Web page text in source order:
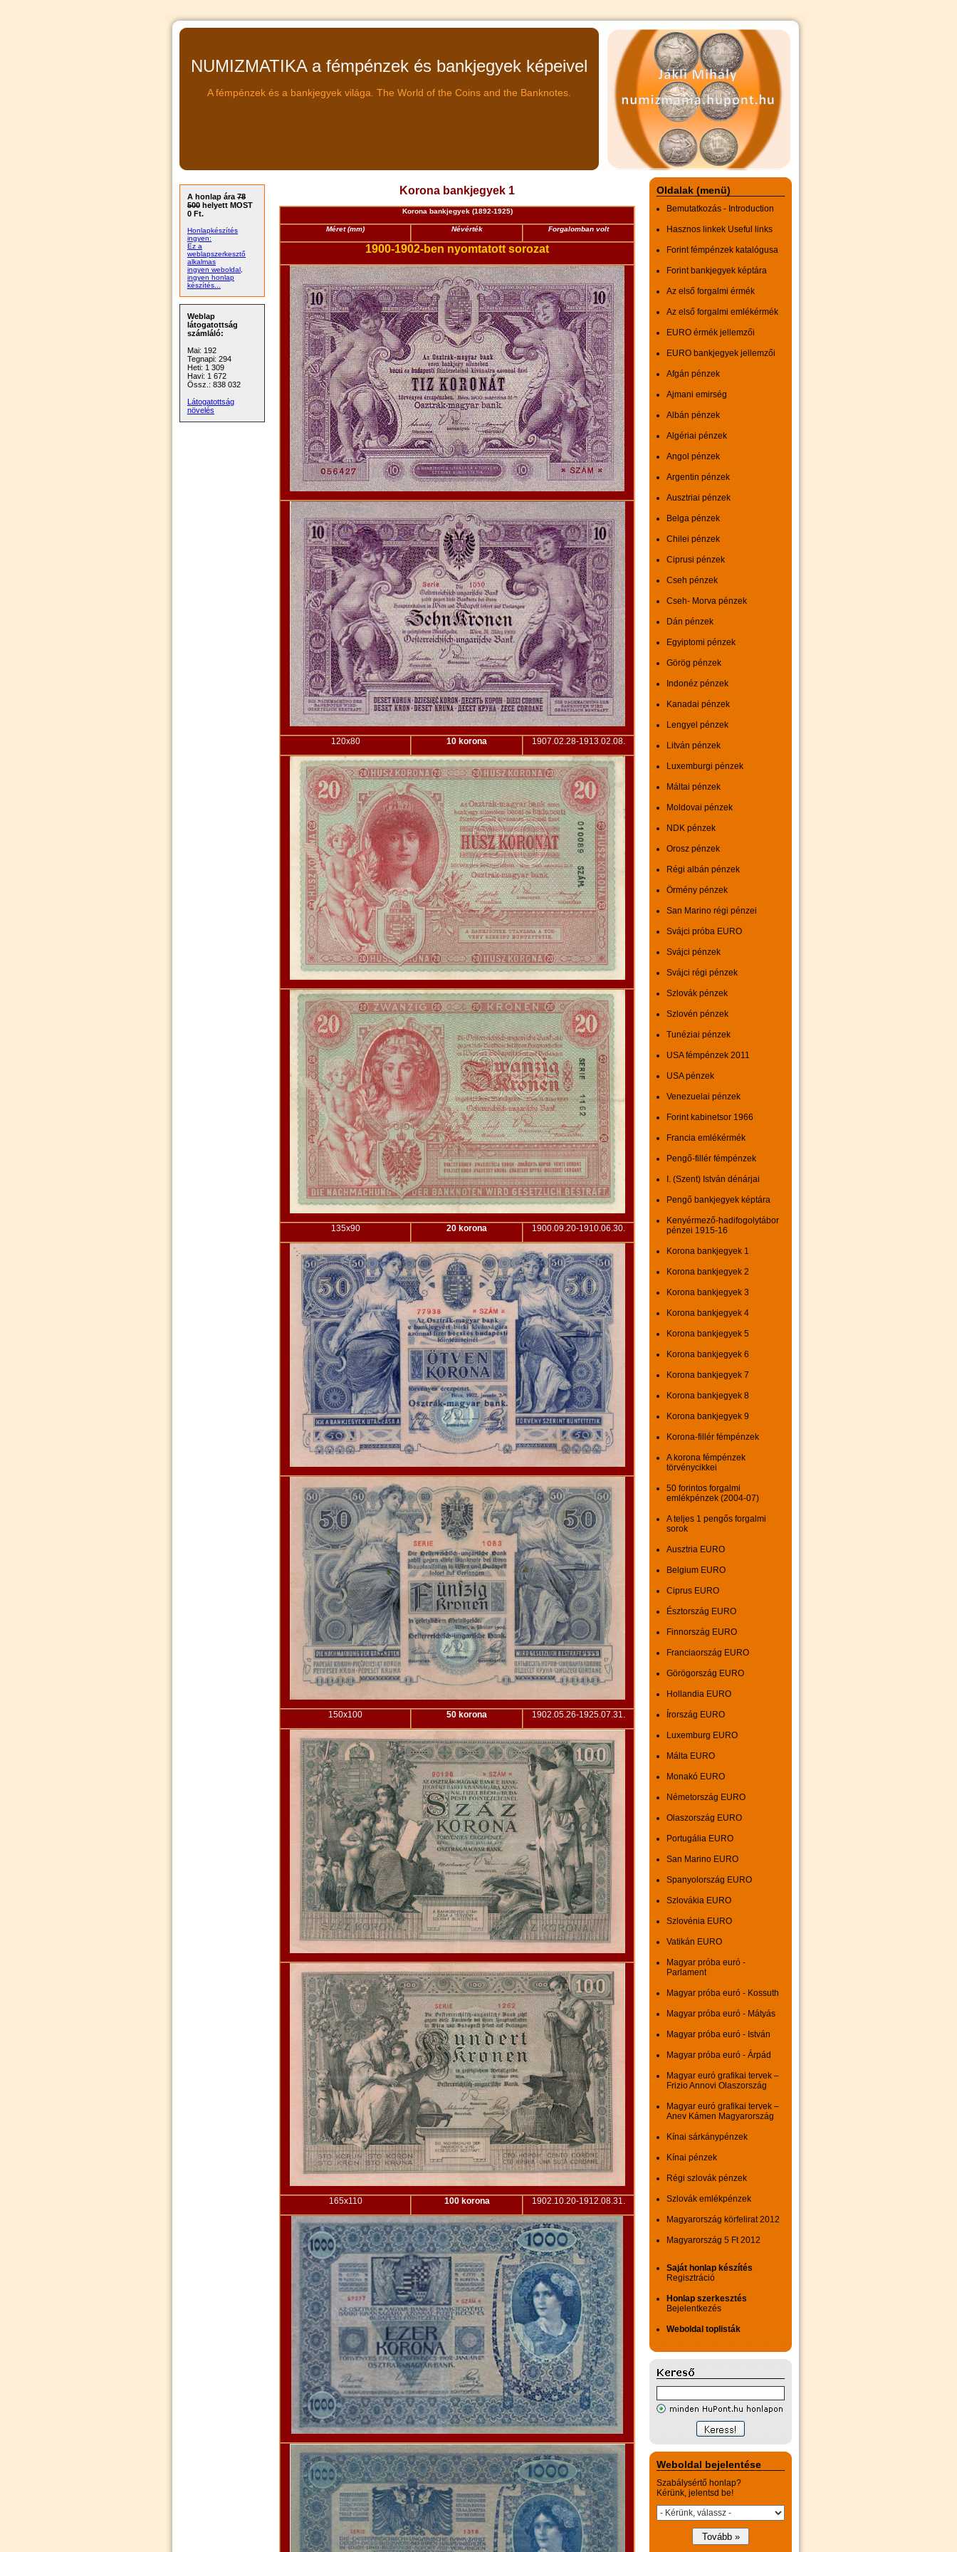
NUMIZMATIKA a fémpénzek és bankjegyek képeivel
A fémpénzek és a bankjegyek világa. The World of the Coins and the Banknotes.
Oldalak (menü)
Bemutatkozás - Introduction
Hasznos linkek Useful links
Forint fémpénzek katalógusa
Forint bankjegyek képtára
Az első forgalmi érmék
Az első forgalmi emlékérmék
EURO érmék jellemzői
EURO bankjegyek jellemzői
Afgán pénzek
Ajmani emirség
Albán pénzek
Algériai pénzek
Angol pénzek
Argentin pénzek
Ausztriai pénzek
Belga pénzek
Chilei pénzek
Ciprusi pénzek
Cseh pénzek
Cseh- Morva pénzek
Dán pénzek
Egyiptomi pénzek
Görög pénzek
Indonéz pénzek
Kanadai pénzek
Lengyel pénzek
Litván pénzek
Luxemburgi pénzek
Máltai pénzek
Moldovai pénzek
NDK pénzek
Orosz pénzek
Régi albán pénzek
Örmény pénzek
San Marino régi pénzei
Svájci próba EURO
Svájci pénzek
Svájci régi pénzek
Szlovák pénzek
Szlovén pénzek
Tunéziai pénzek
USA fémpénzek 2011
USA pénzek
Venezuelai pénzek
Forint kabinetsor 1966
Francia emlékérmék
Pengő-fillér fémpénzek
I. (Szent) István dénárjai
Pengő bankjegyek képtára
Kenyérmező-hadifogolytábor
pénzei 1915-16
Korona bankjegyek 1
Korona bankjegyek 2
Korona bankjegyek 3
Korona bankjegyek 4
Korona bankjegyek 5
Korona bankjegyek 6
Korona bankjegyek 7
Korona bankjegyek 8
Korona bankjegyek 9
Korona-fillér fémpénzek
A korona fémpénzek
törvénycikkei
50 forintos forgalmi
emlékpénzek (2004-07)
A teljes 1 pengős forgalmi
sorok
Ausztria EURO
Belgium EURO
Ciprus EURO
Észtország EURO
Finnország EURO
Franciaország EURO
Görögország EURO
Hollandia EURO
Írország EURO
Luxemburg EURO
Málta EURO
Monakó EURO
Németország EURO
Olaszország EURO
Portugália EURO
San Marino EURO
Spanyolország EURO
Szlovákia EURO
Szlovénia EURO
Vatikán EURO
Magyar próba euró -
Parlament
Magyar próba euró - Kossuth
Magyar próba euró - Mátyás
Magyar próba euró - István
Magyar próba euró - Árpád
Magyar euró grafikai tervek –
Frizio Annovi Olaszország
Magyar euró grafikai tervek –
Anev Kámen Magyarország
Kínai sárkánypénzek
Kínai pénzek
Régi szlovák pénzek
Szlovák emlékpénzek
Magyarország körfelirat 2012
Magyarország 5 Ft 2012
Saját honlap készítés
Regisztráció
Honlap szerkesztés
Bejelentkezés
Weboldal toplisták
Weboldal bejelentése
Szabálysértő honlap?
Kérünk, jelentsd be!
Korona bankjegyek 1
Korona bankjegyek (1892-1925)
Méret (mm) Névérték Forgalomban volt
1900-1902-ben nyomtatott sorozat
120x80 10 korona 1907.02.28-1913.02.08.
135x90 20 korona 1900.09.20-1910.06.30.
150x100 50 korona 1902.05.26-1925.07.31.
165x110 100 korona 1902.10.20-1912.08.31.
A honlap ára 78
500 helyett MOST
0 Ft.
Honlapkészítés
ingyen:
Ez a
weblapszerkesztő
alkalmas
ingyen weboldal,
ingyen honlap
készítés...
Weblap
látogatottság
számláló:
Mai: 192
Tegnapi: 294
Heti: 1 309
Havi: 1 672
Össz.: 838 032
Látogatottság
növelés